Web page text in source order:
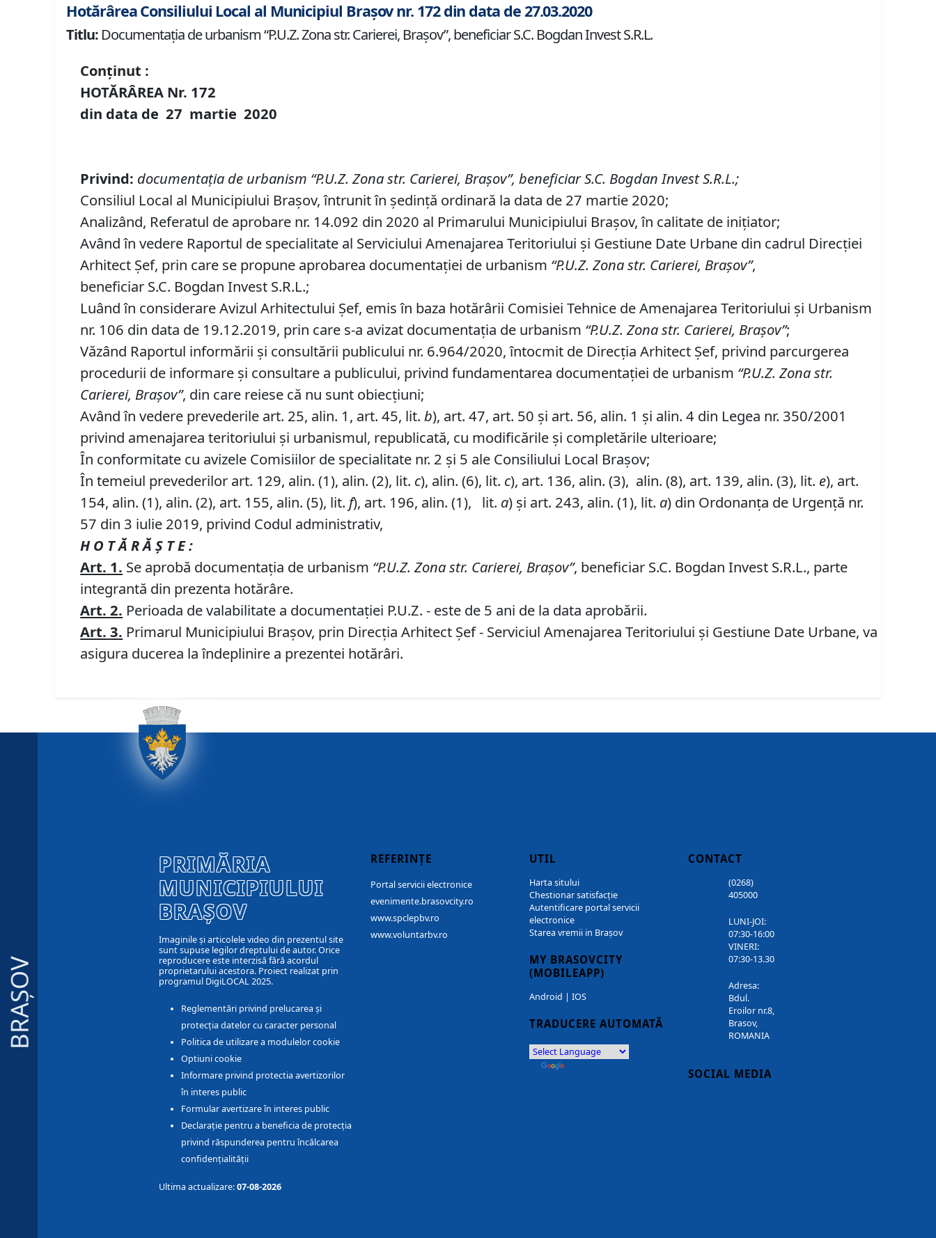
Hotărârea Consiliului Local al Municipiul Brașov nr. 172 din data de 27.03.2020
Titlu: Documentaţia de urbanism “P.U.Z. Zona str. Carierei, Braşov”, beneficiar S.C. Bogdan Invest S.R.L.
Conținut :
HOTĂRÂREA Nr. 172
din data de 27 martie2020
Privind: documentaţia de urbanism “P.U.Z. Zonastr. Carierei, Braşov”, beneficiarS.C. Bogdan Invest S.R.L.;
Consiliul Local al Municipiului Brașov, întrunit în ședință ordinară la data de 27 martie 2020;
Analizând, Referatul de aprobare nr. 14.092 din 2020 al Primarului Municipiului Braşov, în calitate de iniţiator;
Având în vedere Raportul de specialitate al Serviciului Amenajarea Teritoriului și Gestiune Date Urbane din cadrul Direcției
Arhitect Șef, prin care se propune aprobarea documentaţiei de urbanism “P.U.Z. Zonastr. Carierei, Braşov”,
beneficiar S.C. Bogdan Invest S.R.L.;
Luând în considerare Avizul Arhitectului Şef, emis în baza hotărârii Comisiei Tehnice de Amenajarea Teritoriului şi Urbanism
nr. 106 din data de 19.12.2019, prin care s-a avizat documentaţia de urbanism “P.U.Z. Zona str. Carierei, Braşov”;
Văzând Raportul informării şi consultării publicului nr. 6.964/2020, întocmit de Direcţia Arhitect Şef, privind parcurgerea
procedurii de informare şi consultare a publicului, privind fundamentarea documentaţiei de urbanism “P.U.Z. Zona str.
Carierei, Braşov”, din care reiese că nu sunt obiecţiuni;
Având în vedere prevederile art. 25, alin. 1, art. 45, lit. b), art. 47, art. 50 şi art. 56, alin. 1 şi alin. 4 din Legea nr. 350/2001
privind amenajarea teritoriului şi urbanismul, republicată, cu modificările şi completările ulterioare;
În conformitate cu avizele Comisiilor de specialitate nr. 2 și 5 ale Consiliului Local Brașov;
În temeiul prevederilor art. 129, alin. (1), alin. (2), lit. c), alin. (6), lit. c), art. 136, alin. (3), alin. (8), art. 139, alin. (3), lit. e), art.
154, alin. (1), alin. (2), art. 155, alin. (5), lit. f), art. 196, alin. (1), lit. a) și art. 243, alin. (1), lit. a) din Ordonanța de Urgență nr.
57 din 3 iulie 2019, privind Codul administrativ,
H O T Ă R Ă Ş T E :
Art. 1. Se aprobă documentaţia de urbanism “P.U.Z. Zonastr. Carierei, Braşov”, beneficiar S.C. Bogdan Invest S.R.L., parte
integrantă din prezenta hotărâre.
Art. 2. Perioada de valabilitate a documentaţiei P.U.Z. - este de 5 ani de la data aprobării.
Art. 3. Primarul Municipiului Braşov, prin Direcţia Arhitect Şef - Serviciul Amenajarea Teritoriului şi Gestiune Date Urbane, va
asigura ducerea la îndeplinire a prezentei hotărâri.
BRAȘOV
PRIMĂRIA
MUNICIPIULUI
BRAȘOV
Imaginile și articolele video din prezentul site
sunt supuse legilor dreptului de autor. Orice
reproducere este interzisă fără acordul
proprietarului acestora. Proiect realizat prin
programul DigiLOCAL 2025.
Reglementări privind prelucarea și
protecția datelor cu caracter personal
Politica de utilizare a modulelor cookie
Optiuni cookie
Informare privind protectia avertizorilor
în interes public
Formular avertizare în interes public
Declarație pentru a beneficia de protecția
privind răspunderea pentru încălcarea
confidențialității
Ultima actualizare:07-08-2026
REFERINȚE
Portal servicii electronice
evenimente.brasovcity.ro
www.spclepbv.ro
www.voluntarbv.ro
UTIL
Harta sitului
Chestionar satisfacție
Autentificare portal servicii
electronice
Starea vremii in Brașov
MY BRASOVCITY
(MOBILEAPP)
Android | IOS
TRADUCERE AUTOMATĂ
CONTACT
(0268)
405000
LUNI-JOI:
07:30-16:00
VINERI:
07:30-13.30
Adresa:
Bdul.
Eroilor nr.8,
Brasov,
ROMANIA
SOCIAL MEDIA